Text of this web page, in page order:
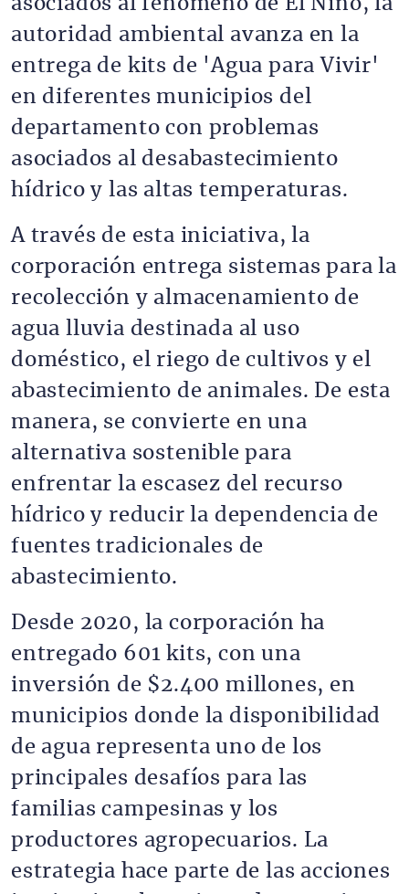
asociados al fenómeno de El Niño, la
autoridad ambiental avanza en la
entrega de kits de 'Agua para Vivir'
en diferentes municipios del
departamento con problemas
asociados al desabastecimiento
hídrico y las altas temperaturas.
A través de esta iniciativa, la
corporación entrega sistemas para la
recolección y almacenamiento de
agua lluvia destinada al uso
doméstico, el riego de cultivos y el
abastecimiento de animales. De esta
manera, se convierte en una
alternativa sostenible para
enfrentar la escasez del recurso
hídrico y reducir la dependencia de
fuentes tradicionales de
abastecimiento.
Desde 2020, la corporación ha
entregado 601 kits, con una
inversión de $2.400 millones, en
municipios donde la disponibilidad
de agua representa uno de los
principales desafíos para las
familias campesinas y los
productores agropecuarios. La
estrategia hace parte de las acciones